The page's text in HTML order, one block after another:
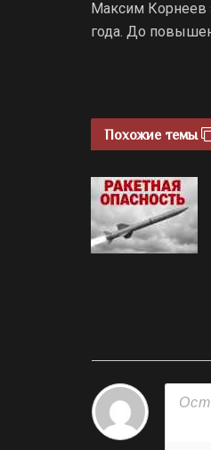
Максим Корнеев
года. До
Похожие темы